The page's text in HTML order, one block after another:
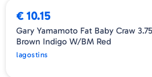
€ 10.15
Gary Yamamoto Fat Baby Craw
Brown Indigo W/BM Red
lagostins